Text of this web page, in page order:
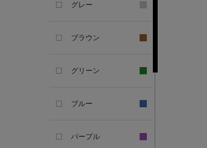
グレー
ブラウン
グリーン
ブルー
パープル